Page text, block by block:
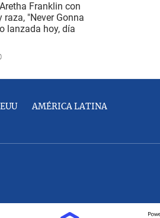
Franklin con
"Never Gonna
lanzada hoy, día
AMÉRICA LATINA